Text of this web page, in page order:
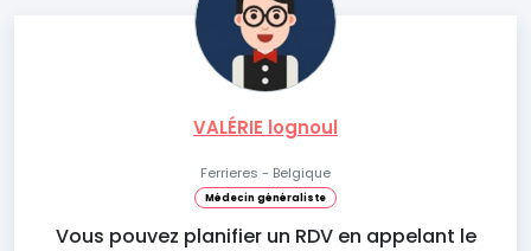
VALÉRIE lognoul
Ferrieres - Belgique
Médecin généraliste
Vous pouvez planifier un RDV en appelant le